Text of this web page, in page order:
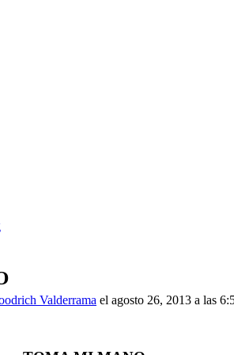
Valderrama el agosto 26, 2013 a las